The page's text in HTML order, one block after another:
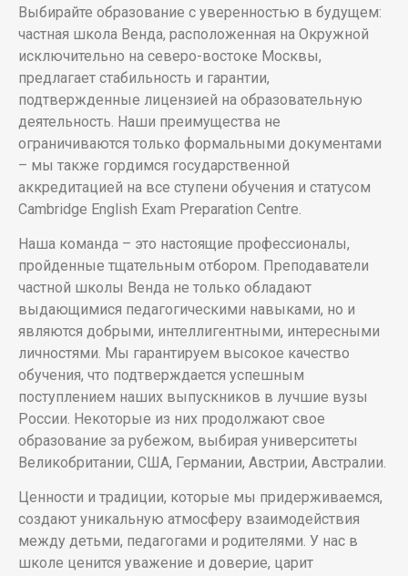
Выбирайте образование с уверенностью в будущем:
частная школа Венда, расположенная на Окружной
исключительно на северо-востоке Москвы,
предлагает стабильность и гарантии,
подтвержденные лицензией на образовательную
деятельность. Наши преимущества не
ограничиваются только формальными документами
– мы также гордимся государственной
аккредитацией на все ступени обучения и статусом
Cambridge English Exam Preparation Centre.
Наша команда – это настоящие профессионалы,
пройденные тщательным отбором. Преподаватели
частной школы Венда не только обладают
выдающимися педагогическими навыками, но и
являются добрыми, интеллигентными, интересными
личностями. Мы гарантируем высокое качество
обучения, что подтверждается успешным
поступлением наших выпускников в лучшие вузы
России. Некоторые из них продолжают свое
образование за рубежом, выбирая университеты
Великобритании, США, Германии, Австрии, Австралии.
Ценности и традиции, которые мы придерживаемся,
создают уникальную атмосферу взаимодействия
между детьми, педагогами и родителями. У нас в
школе ценится уважение и доверие, царит